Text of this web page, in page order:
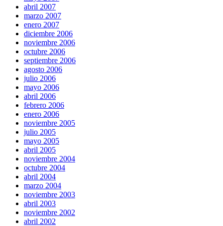
abril 2007
marzo 2007
enero 2007
diciembre 2006
noviembre 2006
octubre 2006
septiembre 2006
agosto 2006
julio 2006
mayo 2006
abril 2006
febrero 2006
enero 2006
noviembre 2005
julio 2005
mayo 2005
abril 2005
noviembre 2004
octubre 2004
abril 2004
marzo 2004
noviembre 2003
abril 2003
noviembre 2002
abril 2002